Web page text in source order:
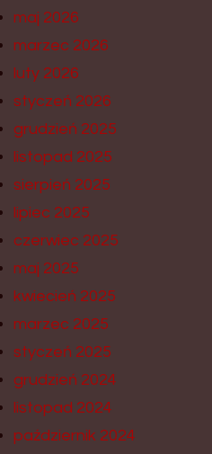
maj 2026
marzec 2026
luty 2026
styczeń 2026
grudzień 2025
listopad 2025
sierpień 2025
lipiec 2025
czerwiec 2025
maj 2025
kwiecień 2025
marzec 2025
styczeń 2025
grudzień 2024
listopad 2024
październik 2024